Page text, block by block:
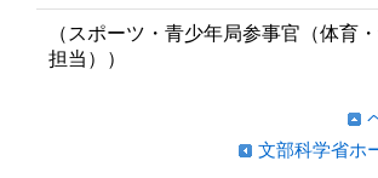
（スポーツ・青少年局参事官（体育
担当））
文部科学省ホ